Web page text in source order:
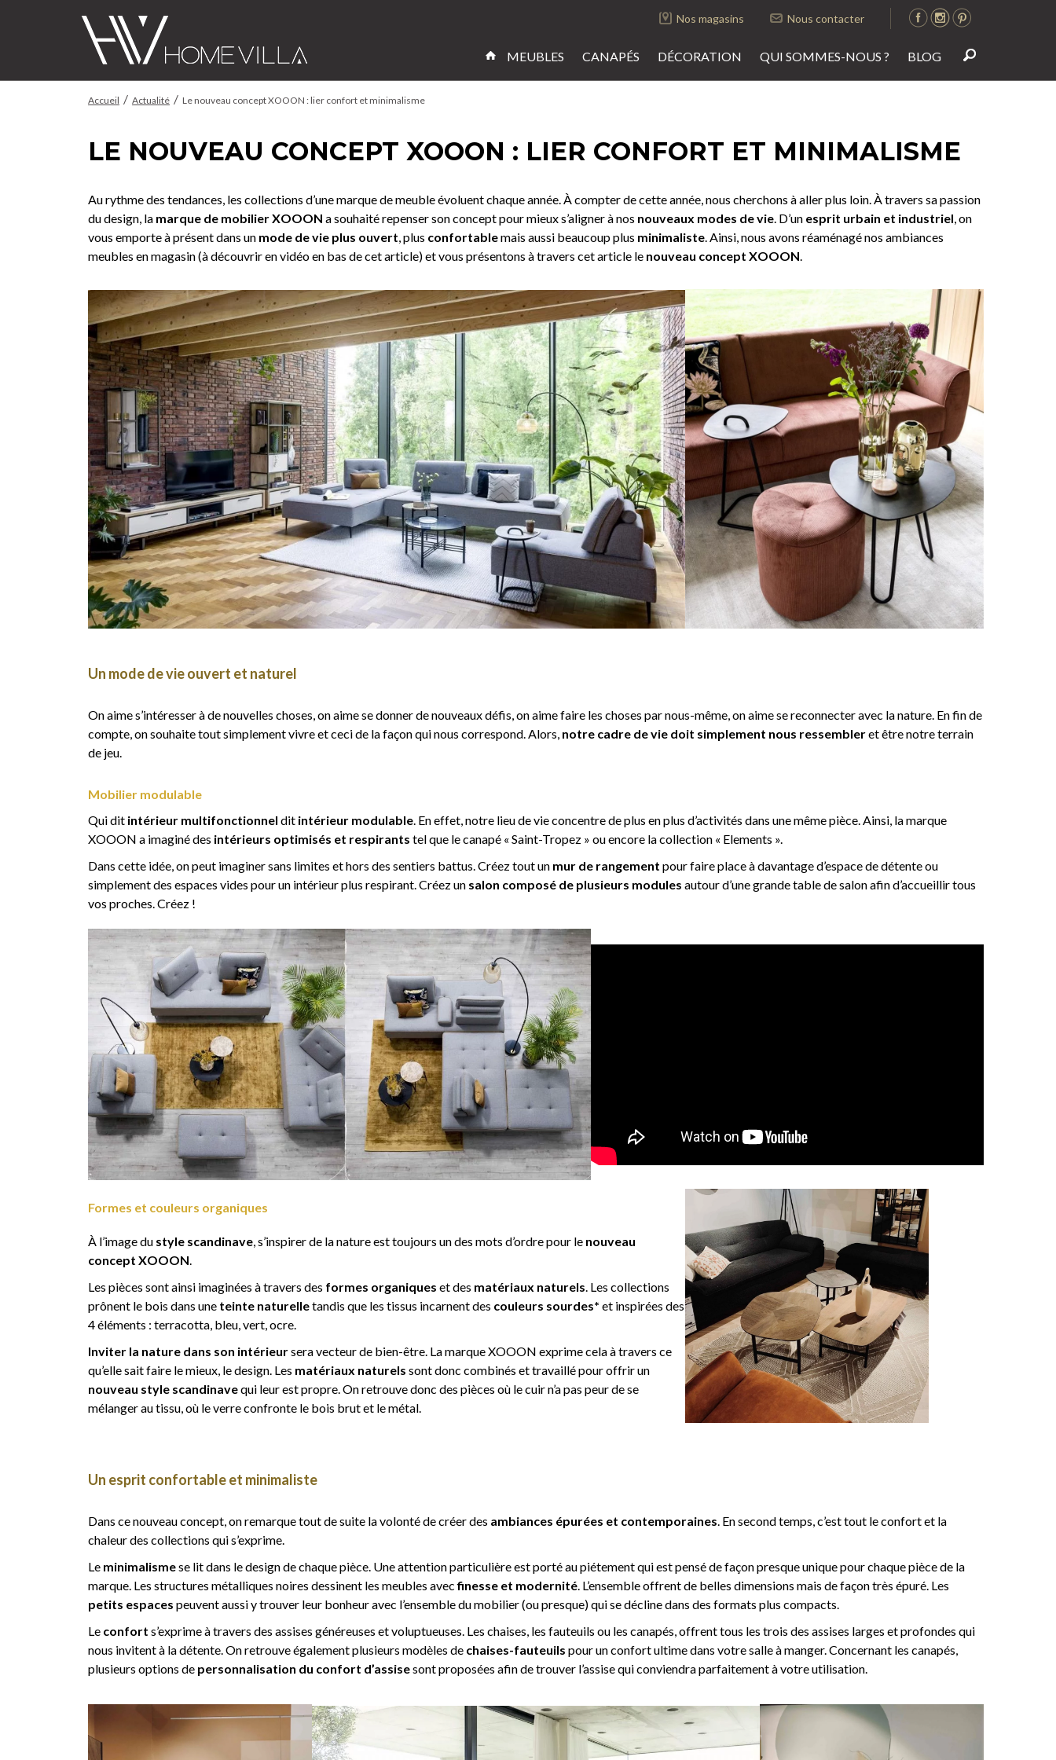
Nos magasins Nous contacter
MEUBLES CANAPÉS DÉCORATION QUI SOMMES-NOUS ? BLOG
Accueil / Actualité / Le nouveau concept XOOON : lier confort et minimalisme
LE NOUVEAU CONCEPT XOOON : LIER CONFORT ET MINIMALISME
Au rythme des tendances, les collections d’une marque de meuble évoluent chaque année. À compter de cette année, nous cherchons à aller plus loin. À travers sa passion
du design, la marque de mobilier XOOON a souhaité repenser son concept pour mieux s’aligner à nos nouveaux modes de vie. D’un esprit urbain et industriel, on
vous emporte à présent dans un mode de vie plus ouvert, plus confortablemais aussi beaucoup plus minimaliste. Ainsi, nous avons réaménagé nos ambiances
meubles en magasin (à découvrir en vidéo en bas de cet article) et vous présentons à travers cet article le nouveau concept XOOON.
Un mode de vie ouvert et naturel
On aime s’intéresser à de nouvelles choses, on aime se donner de nouveaux défis, on aime faire les choses par nous-même, on aime se reconnecter avec la nature. En fin de
compte, on souhaite tout simplement vivre et ceci de la façon qui nous correspond. Alors, notre cadre de vie doit simplement nous ressembleret être notre terrain
de jeu.
Mobilier modulable
Qui dit intérieur multifonctionnel dit intérieur modulable. En effet, notre lieu de vie concentre de plus en plus d’activités dans une même pièce. Ainsi, la marque
XOOON a imaginé des intérieurs optimisés et respirants tel que le canapé « Saint-Tropez » ou encore la collection « Elements ».
Dans cette idée, on peut imaginer sans limites et hors des sentiers battus. Créez tout un mur de rangement pour faire place à davantage d’espace de détente ou
simplement des espaces vides pour un intérieur plus respirant. Créez un salon composé de plusieurs modules autour d’une grande table de salon afin d’accueillir tous
vos proches. Créez !
Formes et couleurs organiques
À l’image du style scandinave, s’inspirer de la nature est toujours un des mots d’ordre pour le nouveau
concept XOOON.
Les pièces sont ainsi imaginées à travers des formes organiques et des matériaux naturels. Les collections
prônent le bois dans une teinte naturelletandis que les tissus incarnent des couleurs sourdes* et inspirées des
4 éléments : terracotta, bleu, vert, ocre.
Inviter la nature dans son intérieursera vecteur de bien-être. La marque XOOON exprime cela à travers ce
qu’elle sait faire le mieux, le design. Les matériaux naturels sont donc combinés et travaillé pour offrir un
nouveau style scandinavequi leur est propre. On retrouve donc des pièces où le cuir n’a pas peur de se
mélanger au tissu, où le verre confronte le bois brut et le métal.
Un esprit confortable et minimaliste
Dans ce nouveau concept, on remarque tout de suite la volonté de créer des ambiances épurées et contemporaines. En second temps, c’est tout le confort et la
chaleur des collections qui s’exprime.
Le minimalismese lit dans le design de chaque pièce. Une attention particulière est porté au piétement qui est pensé de façon presque unique pour chaque pièce de la
marque. Les structures métalliques noires dessinent les meubles avecfinesse et modernité. L’ensemble offrent de belles dimensions mais de façon très épuré. Les
petits espaces peuvent aussi y trouver leur bonheur avec l’ensemble du mobilier (ou presque) qui se décline dans des formats plus compacts.
Le confort s’exprime à travers des assises généreuses et voluptueuses. Les chaises, les fauteuils ou les canapés, offrent tous les trois des assises larges et profondes qui
nous invitent à la détente. On retrouve également plusieurs modèles de chaises-fauteuils pour un confort ultime dans votre salle à manger. Concernant les canapés,
plusieurs options de personnalisation du confort d’assisesont proposées afin de trouver l’assise qui conviendra parfaitement à votre utilisation.